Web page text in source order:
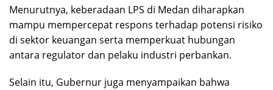
Menurutnya, keberadaan LPS di Medan diharapkan
mampu mempercepat respons terhadap potensi risiko
di sektor keuangan serta memperkuat hubungan
antara regulator dan pelaku industri perbankan.
Selain itu, Gubernur juga menyampaikan bahwa